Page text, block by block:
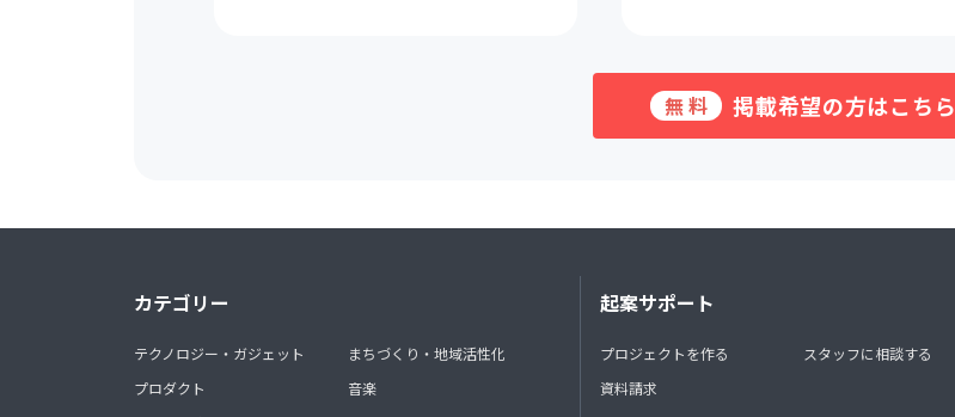
無料 掲載希望の方はこちら
カテゴリー
テクノロジー・ガジェット
プロダクト
まちづくり・地域活性化
音楽
起案サポート
プロジェクトを作る
資料請求
スタッフに相談する